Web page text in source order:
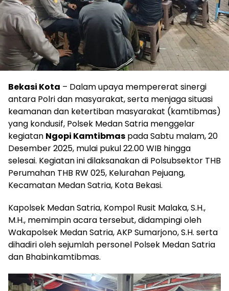
Bekasi Kota – Dalam upaya mempererat sinergi
antara Polri dan masyarakat, serta menjaga situasi
keamanan dan ketertiban masyarakat (kamtibmas)
yang kondusif, Polsek Medan Satria menggelar
kegiatan Ngopi Kamtibmas pada Sabtu malam, 20
Desember 2025, mulai pukul 22.00 WIB hingga
selesai. Kegiatan ini dilaksanakan di Polsubsektor THB
Perumahan THB RW 025, Kelurahan Pejuang,
Kecamatan Medan Satria, Kota Bekasi.
Kapolsek Medan Satria, Kompol Rusit Malaka, S.H.,
M.H., memimpin acara tersebut, didampingi oleh
Wakapolsek Medan Satria, AKP Sumarjono, S.H. serta
dihadiri oleh sejumlah personel Polsek Medan Satria
dan Bhabinkamtibmas.